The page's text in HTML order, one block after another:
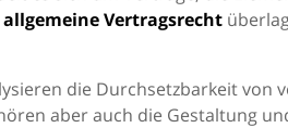
allgemeine Vertragsrecht
die Durchsetzbarkeit von
aber auch die Gestaltung